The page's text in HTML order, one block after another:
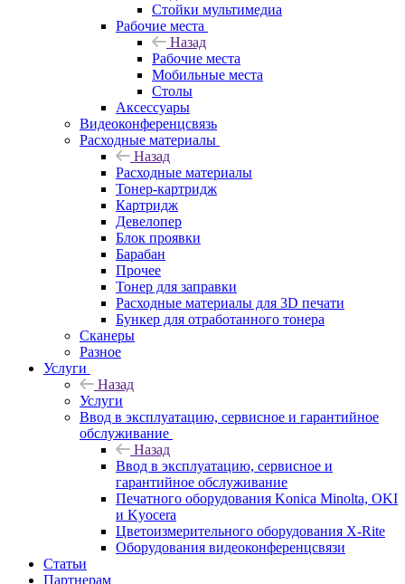
Стойки мультимедиа
Рабочие места
Назад
Рабочие места
Мобильные места
Столы
Аксессуары
Видеоконференцсвязь
Расходные материалы
Назад
Расходные материалы
Тонер-картридж
Картридж
Девелопер
Блок проявки
Барабан
Прочее
Тонер для заправки
Расходные материалы для 3D печати
Бункер для отработанного тонера
Сканеры
Разное
Услуги
Назад
Услуги
Ввод в эксплуатацию, сервисное и гарантийное
обслуживание
Назад
Ввод в эксплуатацию, сервисное и
гарантийное обслуживание
Печатного оборудования Konica Minolta, OKI
и Kyocera
Цветоизмерительного оборудования X-Rite
Оборудования видеоконференцсвязи
Статьи
Партнерам